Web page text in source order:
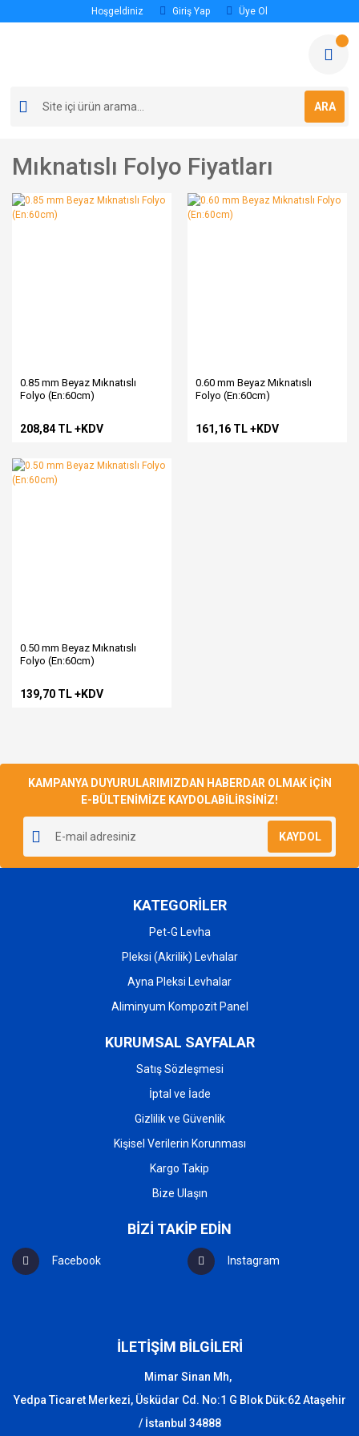
Hoşgeldiniz Giriş Yap Üye Ol
ARA
Mıknatıslı Folyo Fiyatları
0.85 mm Beyaz Mıknatıslı
Folyo (En:60cm)
208,84 TL +KDV
0.60 mm Beyaz Mıknatıslı
Folyo (En:60cm)
161,16 TL +KDV
0.50 mm Beyaz Mıknatıslı
Folyo (En:60cm)
139,70 TL +KDV
KAMPANYA DUYURULARIMIZDAN HABERDAR OLMAK İÇİN
E-BÜLTENİMİZE KAYDOLABİLİRSİNİZ!
KAYDOL
KATEGORİLER
Pet-G Levha
Pleksi (Akrilik) Levhalar
Ayna Pleksi Levhalar
Aliminyum Kompozit Panel
KURUMSAL SAYFALAR
Satış Sözleşmesi
İptal ve İade
Gizlilik ve Güvenlik
Kişisel Verilerin Korunması
Kargo Takip
Bize Ulaşın
BİZİ TAKİP EDİN
Facebook Instagram
İLETİŞİM BİLGİLERİ
Mimar Sinan Mh,
Yedpa Ticaret Merkezi, Üsküdar Cd. No:1 G Blok Dük:62 Ataşehir
/ İstanbul 34888